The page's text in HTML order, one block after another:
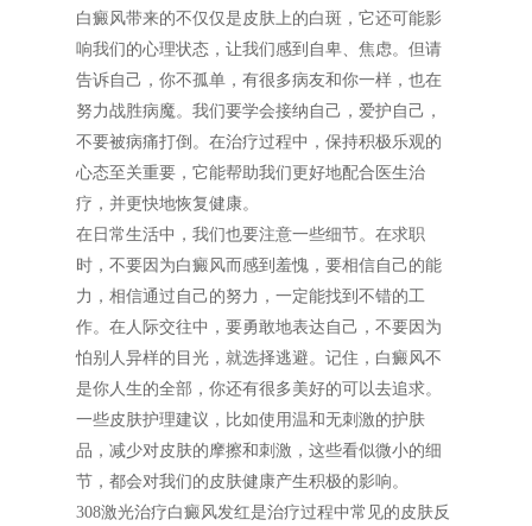
白癜风带来的不仅仅是皮肤上的白斑，它还可能影
响我们的心理状态，让我们感到自卑、焦虑。但请
告诉自己，你不孤单，有很多病友和你一样，也在
努力战胜病魔。我们要学会接纳自己，爱护自己，
不要被病痛打倒。在治疗过程中，保持积极乐观的
心态至关重要，它能帮助我们更好地配合医生治
疗，并更快地恢复健康。
在日常生活中，我们也要注意一些细节。在求职
时，不要因为白癜风而感到羞愧，要相信自己的能
力，相信通过自己的努力，一定能找到不错的工
作。在人际交往中，要勇敢地表达自己，不要因为
怕别人异样的目光，就选择逃避。记住，白癜风不
是你人生的全部，你还有很多美好的可以去追求。
一些皮肤护理建议，比如使用温和无刺激的护肤
品，减少对皮肤的摩擦和刺激，这些看似微小的细
节，都会对我们的皮肤健康产生积极的影响。
308激光治疗白癜风发红是治疗过程中常见的皮肤反